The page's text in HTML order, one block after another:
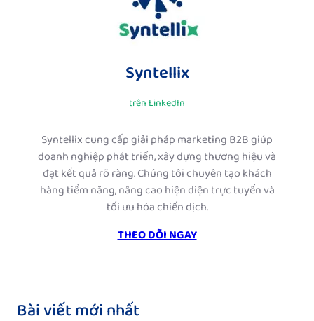
Syntellix
trên LinkedIn
Syntellix cung cấp giải pháp marketing B2B giúp
doanh nghiệp phát triển, xây dựng thương hiệu và
đạt kết quả rõ ràng. Chúng tôi chuyên tạo khách
hàng tiềm năng, nâng cao hiện diện trực tuyến và
tối ưu hóa chiến dịch.
THEO DÕI NGAY
Bài viết mới nhất